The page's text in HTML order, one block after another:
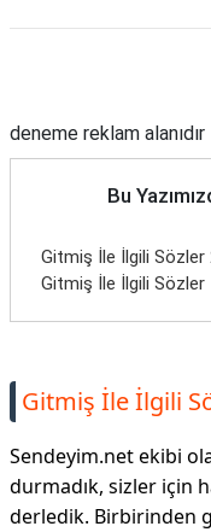
deneme reklam alanıdır
Bu
Gitmiş İle İlgili Sözler
Gitmiş İle İlgili Sözler
Gitmiş İle İlgili
Sendeyim.net ekibi
durmadık, sizler için
derledik. Birbirinden